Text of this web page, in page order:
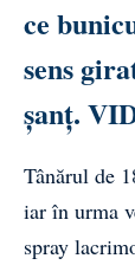
ce
sens
șanț.
Tânărul de
iar în urma
spray